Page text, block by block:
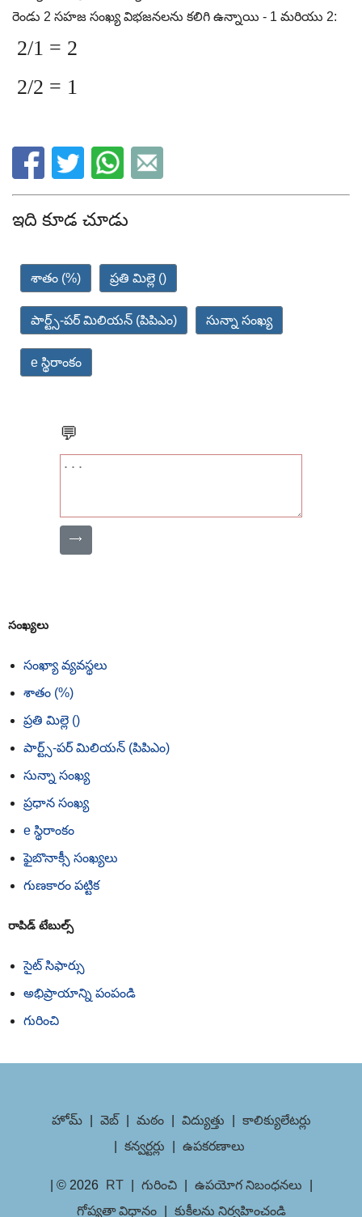
రెండు 2 సహజ సంఖ్య విభజనలను కలిగి ఉన్నాయి - 1 మరియు 2:
2/1 = 2
2/2 = 1
ఇది కూడ చూడు
శాతం (%) ప్రతి మిల్లె ()
పార్ట్స్-పర్ మిలియన్ (పిపిఎం) సున్నా సంఖ్య
e స్థిరాంకం
💬
⟶
సంఖ్యలు
సంఖ్యా వ్యవస్థలు
శాతం (%)
ప్రతి మిల్లె ()
పార్ట్స్-పర్ మిలియన్ (పిపిఎం)
సున్నా సంఖ్య
ప్రధాన సంఖ్య
e స్థిరాంకం
ఫైబొనాక్సీ సంఖ్యలు
గుణకారం పట్టిక
రాపిడ్ టేబుల్స్
సైట్ సిఫార్సు
అభిప్రాయాన్ని పంపండి
గురించి
హోమ్ వెబ్ మఠం విద్యుత్తు
కాలిక్యులేటర్లు
కన్వర్టర్లు ఉపకరణాలు
| © 2026 RT గురించి ఉపయోగ నిబంధనలు
గోప్యతా విధానం
కుకీలను నిర్వహించండి